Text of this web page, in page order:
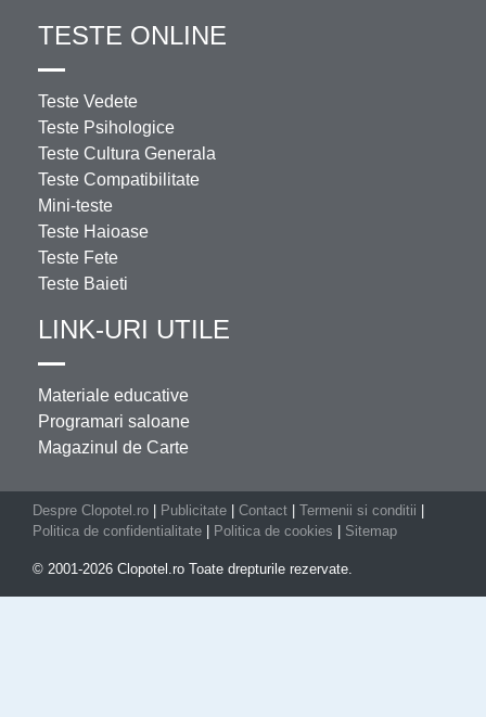
TESTE ONLINE
Teste Vedete
Teste Psihologice
Teste Cultura Generala
Teste Compatibilitate
Mini-teste
Teste Haioase
Teste Fete
Teste Baieti
LINK-URI UTILE
Materiale educative
Programari saloane
Magazinul de Carte
Despre Clopotel.ro Publicitate Contact Termenii si conditii
Politica de confidentialitate
Politica de cookies Sitemap
© 2001-2026 Clopotel.ro Toate drepturile rezervate.